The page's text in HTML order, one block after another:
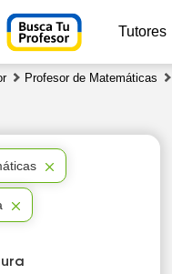
Tutores
Profesor de Matemáticas